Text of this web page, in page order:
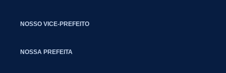
NOSSO VICE-PREFEITO
NOSSA PREFEITA